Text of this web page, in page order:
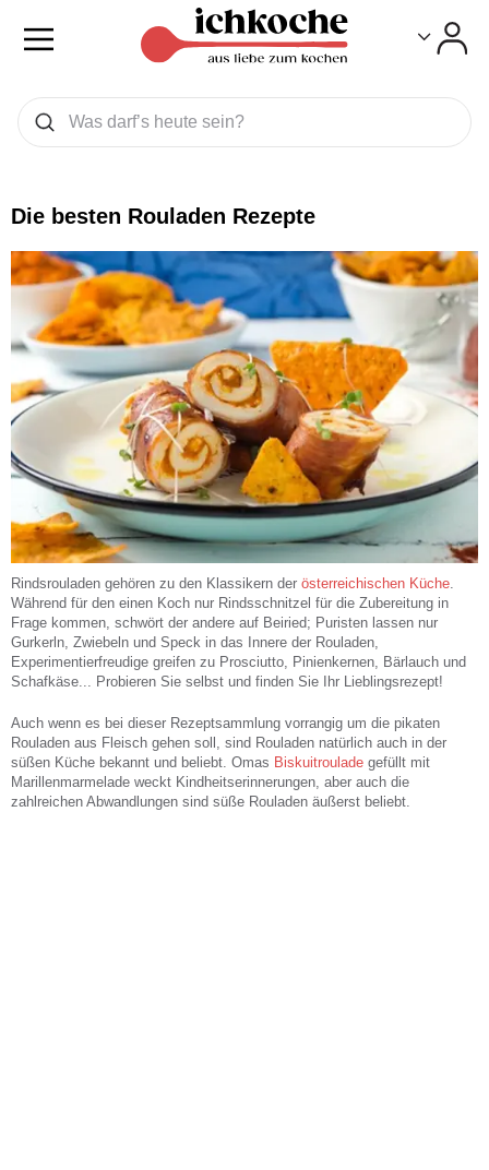
Was wollen Sie suchen
Suchen
Die besten Rouladen Rezepte
Rindsrouladen gehören zu den Klassikern der österreichischen Küche
Während für den einen Koch nur Rindsschnitzel für die Zubereitung in
Frage kommen, schwört der andere auf Beiried; Puristen lassen nur
Gurkerln, Zwiebeln und Speck in das Innere der Rouladen,
Experimentierfreudige greifen zu Prosciutto, Pinienkernen, Bärlauch und
Schafkäse... Probieren Sie selbst und finden Sie Ihr Lieblingsrezept!
Auch wenn es bei dieser Rezeptsammlung vorrangig um die pikaten
Rouladen aus Fleisch gehen soll, sind Rouladen natürlich auch in der
süßen Küche bekannt und beliebt. Omas Biskuitroulade gefüllt mit
Marillenmarmelade weckt Kindheitserinnerungen, aber auch die
zahlreichen Abwandlungen sind süße Rouladen äußerst beliebt.